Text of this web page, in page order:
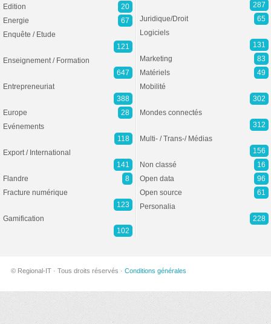
Edition
20
Energie
67
Enquête / Etude
121
Enseignement / Formation
647
Entrepreneuriat
388
Europe
28
Evénements
118
Export / International
141
Flandre
8
Fracture numérique
123
Gamification
102
287
Juridique/Droit
65
Logiciels
131
Marketing
83
Matériels
49
Mobilité
302
Mondes connectés
312
Multi- / Trans-/ Médias
156
Non classé
16
Open data
96
Open source
61
Personalia
228
© Regional-IT · Tous droits réservés · Conditions générales